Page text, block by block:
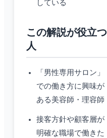
している
この解説が役立つ
人
「男性専用サロン」
での働き方に興味が
ある美容師・理容師
接客方針や顧客層が
明確な職場で働きた